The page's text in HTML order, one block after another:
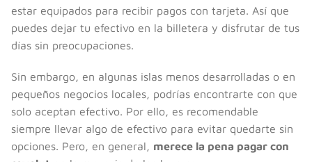
estar equipados para recibir pagos con tarjeta. Así que
puedes dejar tu efectivo en la billetera y disfrutar de tus
días sin preocupaciones.
Sin embargo, en algunas islas menos desarrolladas o en
pequeños negocios locales, podrías encontrarte con que
solo aceptan efectivo. Por ello, es recomendable
siempre llevar algo de efectivo para evitar quedarte sin
opciones. Pero, en general, merece la pena pagar con